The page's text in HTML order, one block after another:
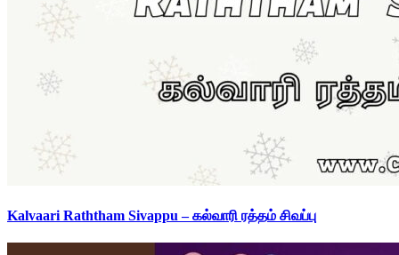
Kalvaari Raththam Sivappu – கல்வாரி ரத்தம் சிவப்பு